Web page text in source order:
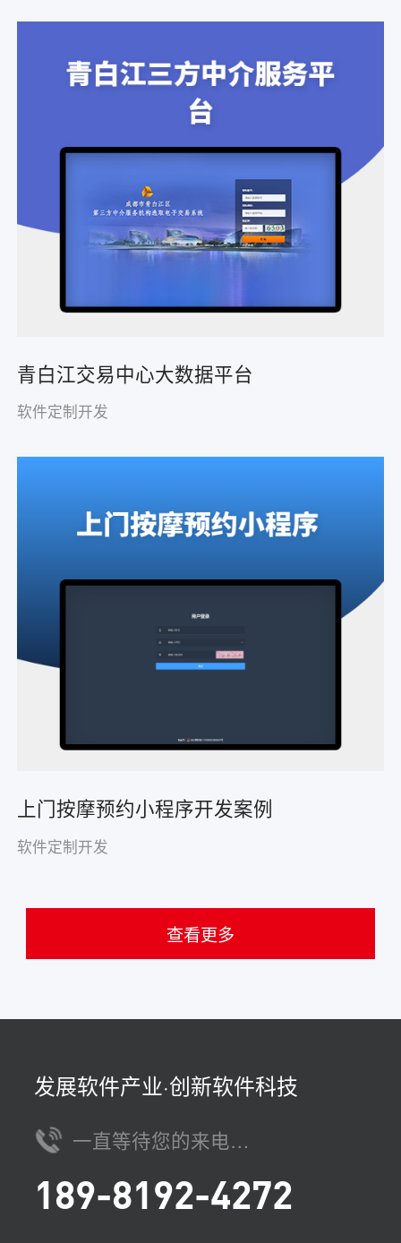
青白江交易中心大数据平台
软件定制开发
上门按摩预约小程序开发案例
软件定制开发
查看更多
发展软件产业·创新软件科技
一直等待您的来电…
189-8192-4272